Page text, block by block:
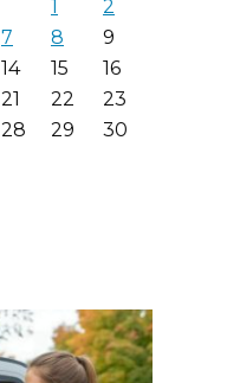
1
2
7 8
9
14 15
16
21 22
23
28 29
30